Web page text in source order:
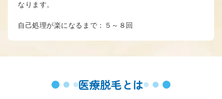
なります。
自己処理が楽になるまで：５～８回
医療脱毛とは